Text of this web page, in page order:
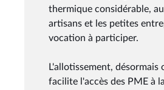
thermique considérable,
artisans et les petites
vocation à participer.
L'allotissement, désormais
facilite l'accès des PME à